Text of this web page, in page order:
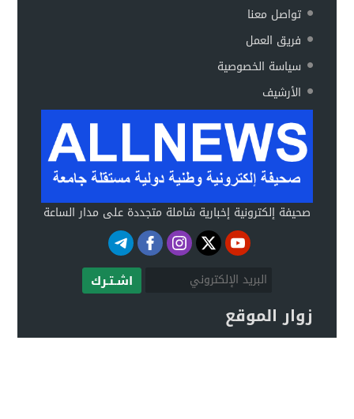
تواصل معنا
فريق العمل
سياسة الخصوصية
الأرشيف
صحيفة إلكترونية إخبارية شاملة متجددة على مدار الساعة
اشـتـرك
زوار الموقع